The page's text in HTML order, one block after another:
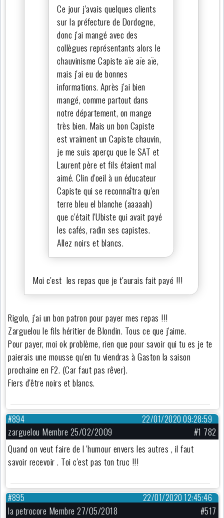
Ce jour j'avais quelques clients
sur la préfecture de Dordogne,
donc j'ai mangé avec des
collègues représentants alors le
chauvinisme Capiste aïe aïe aïe,
mais j'ai eu de bonnes
informations. Après j'ai bien
mangé, comme partout dans
notre département, on mange
très bien. Mais un bon Capiste
est vraiment un Capiste chauvin,
je me suis aperçu que le SAT et
Laurent père et fils étaient mal
aimé. Clin d'oeil à un éducateur
Capiste qui se reconnaîtra qu'en
terre bleu el blanche (aaaaah)
que c'était l'Ubiste qui avait payé
les cafés, radin ses capistes.
Allez noirs et blancs.
Moi c'est les repas que je t'aurais fait payé !!!
Rigolo, j'ai un bon patron pour payer mes repas !!!
Zarguelou le fils héritier de Blondin. Tous ce que j'aime.
Pour payer, moi ok problème, rien que pour savoir qui tu es je te
paierais une mousse qu'en tu viendras à Gaston la saison
prochaine en F2. (Car faut pas rêver).
Fiers d'être noirs et blancs.
22/01/2020 09:28:59
#894
zarguelou Membre 25/02/2009
#1 782
Quand on veut faire de l 'humour envers les autres , il faut
savoir recevoir . Toi c'est pas ton truc !!!
22/01/2020 12:45:46
#895
la petrocore Membre 27/05/2018
#517